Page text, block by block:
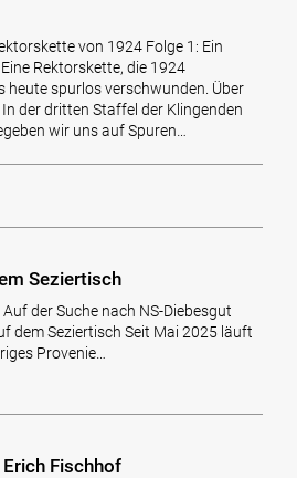
von 1924 Folge 1: Ein
Rektorskette, die 1924
heute spurlos verschwunden. Über
der dritten Staffel der Klingenden
wir uns auf Spuren…
Seziertisch
der Suche nach NS-Diebesgut
dem Seziertisch Seit Mai 2025 läuft
Provenie…
Fischhof